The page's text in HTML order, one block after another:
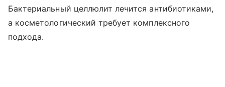
Бактериальный целлюлит лечится антибиотиками,
а косметологический требует комплексного
подхода.